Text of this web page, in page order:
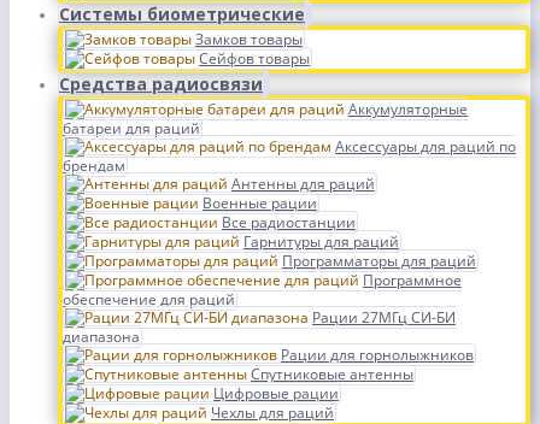
Системы биометрические
Замков товары
Сейфов товары
Средства радиосвязи
Аккумуляторные
батареи для раций
Аксессуары для раций по
брендам
Антенны для раций
Военные рации
Все радиостанции
Гарнитуры для раций
Программаторы для раций
Программное
обеспечение для раций
Рации 27МГц СИ-БИ
диапазона
Рации для горнолыжников
Спутниковые антенны
Цифровые рации
Чехлы для раций